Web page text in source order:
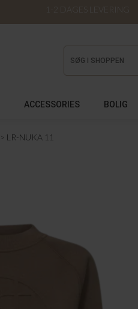
1-2 DAGES LEVERING
ACCESSORIES BOLIG
LR-NUKA 11